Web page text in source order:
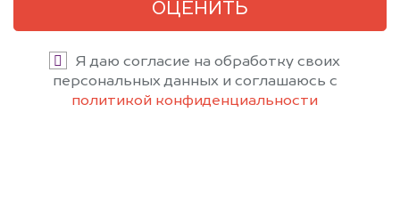
ОЦЕНИТЬ
Я даю согласие на обработку своих
персональных данных и соглашаюсь с
политикой конфиденциальности